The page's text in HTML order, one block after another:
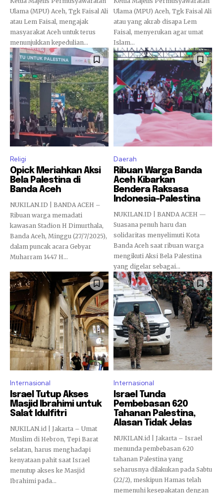
Ulama (MPU) Aceh, Tgk Faisal Ali
atau Lem Faisal, mengajak
masyarakat Aceh untuk terus
menunjukkan kepedulian...
Ulama (MPU) Aceh, Tgk Faisal Ali
atau yang akrab disapa Lem
Faisal, menyerukan agar umat
Islam...
Religi
Opick Meriahkan Aksi
Bela Palestina di
Banda Aceh
NUKILAN.ID | BANDA ACEH –
Ribuan warga memadati
kawasan Stadion H Dimurthala,
Banda Aceh, Minggu (27/7/2025),
dalam puncak acara Gebyar
Muharram 1447 H...
Daerah
Ribuan Warga Banda
Aceh Kibarkan
Bendera Raksasa
Indonesia-Palestina
NUKILAN.ID | BANDA ACEH —
Suasana penuh haru dan
solidaritas menyelimuti Kota
Banda Aceh saat ribuan warga
mengikuti Aksi Bela Palestina
yang digelar sebagai...
Internasional
Israel Tutup Akses
Masjid Ibrahimi untuk
Salat Idulfitri
NUKILAN.id | Jakarta – Umat
Muslim di Hebron, Tepi Barat
selatan, harus menghadapi
kenyataan pahit saat Israel
menutup akses ke Masjid
Ibrahimi pada...
Internasional
Israel Tunda
Pembebasan 620
Tahanan Palestina,
Alasan Tidak Jelas
NUKILAN.id | Jakarta – Israel
menunda pembebasan 620
tahanan Palestina yang
seharusnya dilakukan pada Sabtu
(22/2), meskipun Hamas telah
memenuhi kesepakatan dengan